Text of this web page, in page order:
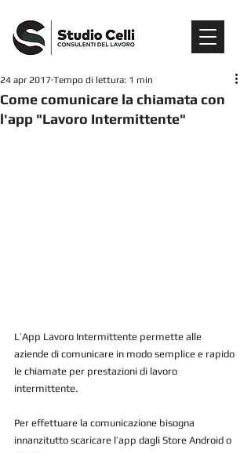
Come comunicare la chiamata con
l'app "Lavoro Intermittente"
24 apr 2017 Tempo di lettura: 1 min
L’App Lavoro Intermittente permette alle
aziende di comunicare in modo semplice e rapido
le chiamate per prestazioni di lavoro
intermittente.
Per effettuare la comunicazione bisogna
innanzitutto scaricare l’app dagli Store Android o